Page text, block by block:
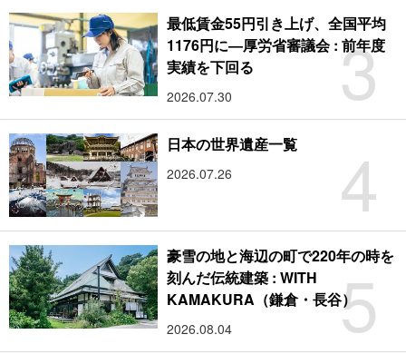
3
最低賃金55円引き上げ、全国平均
1176円に―厚労省審議会 : 前年度
実績を下回る
2026.07.30
4
日本の世界遺産一覧
2026.07.26
5
豪雪の地と海辺の町で220年の時を
刻んだ伝統建築 : WITH
KAMAKURA（鎌倉・長谷）
2026.08.04